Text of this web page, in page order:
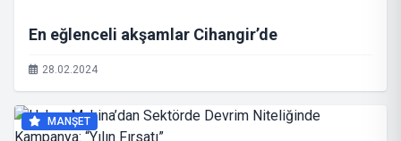
En eğlenceli akşamlar Cihangir’de
28.02.2024
MANŞET